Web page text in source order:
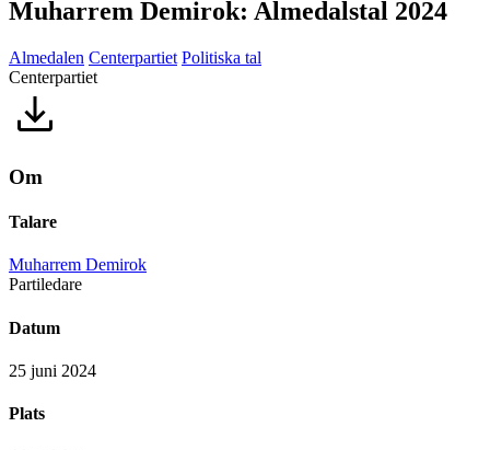
Muharrem Demirok: Almedalstal 2024
Almedalen Centerpartiet Politiska tal
Centerpartiet
Om
Talare
Muharrem Demirok
Partiledare
Datum
25 juni 2024
Plats